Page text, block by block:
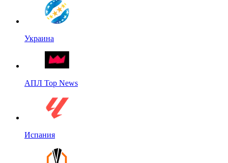
Украина
АПЛ Top News
Испания